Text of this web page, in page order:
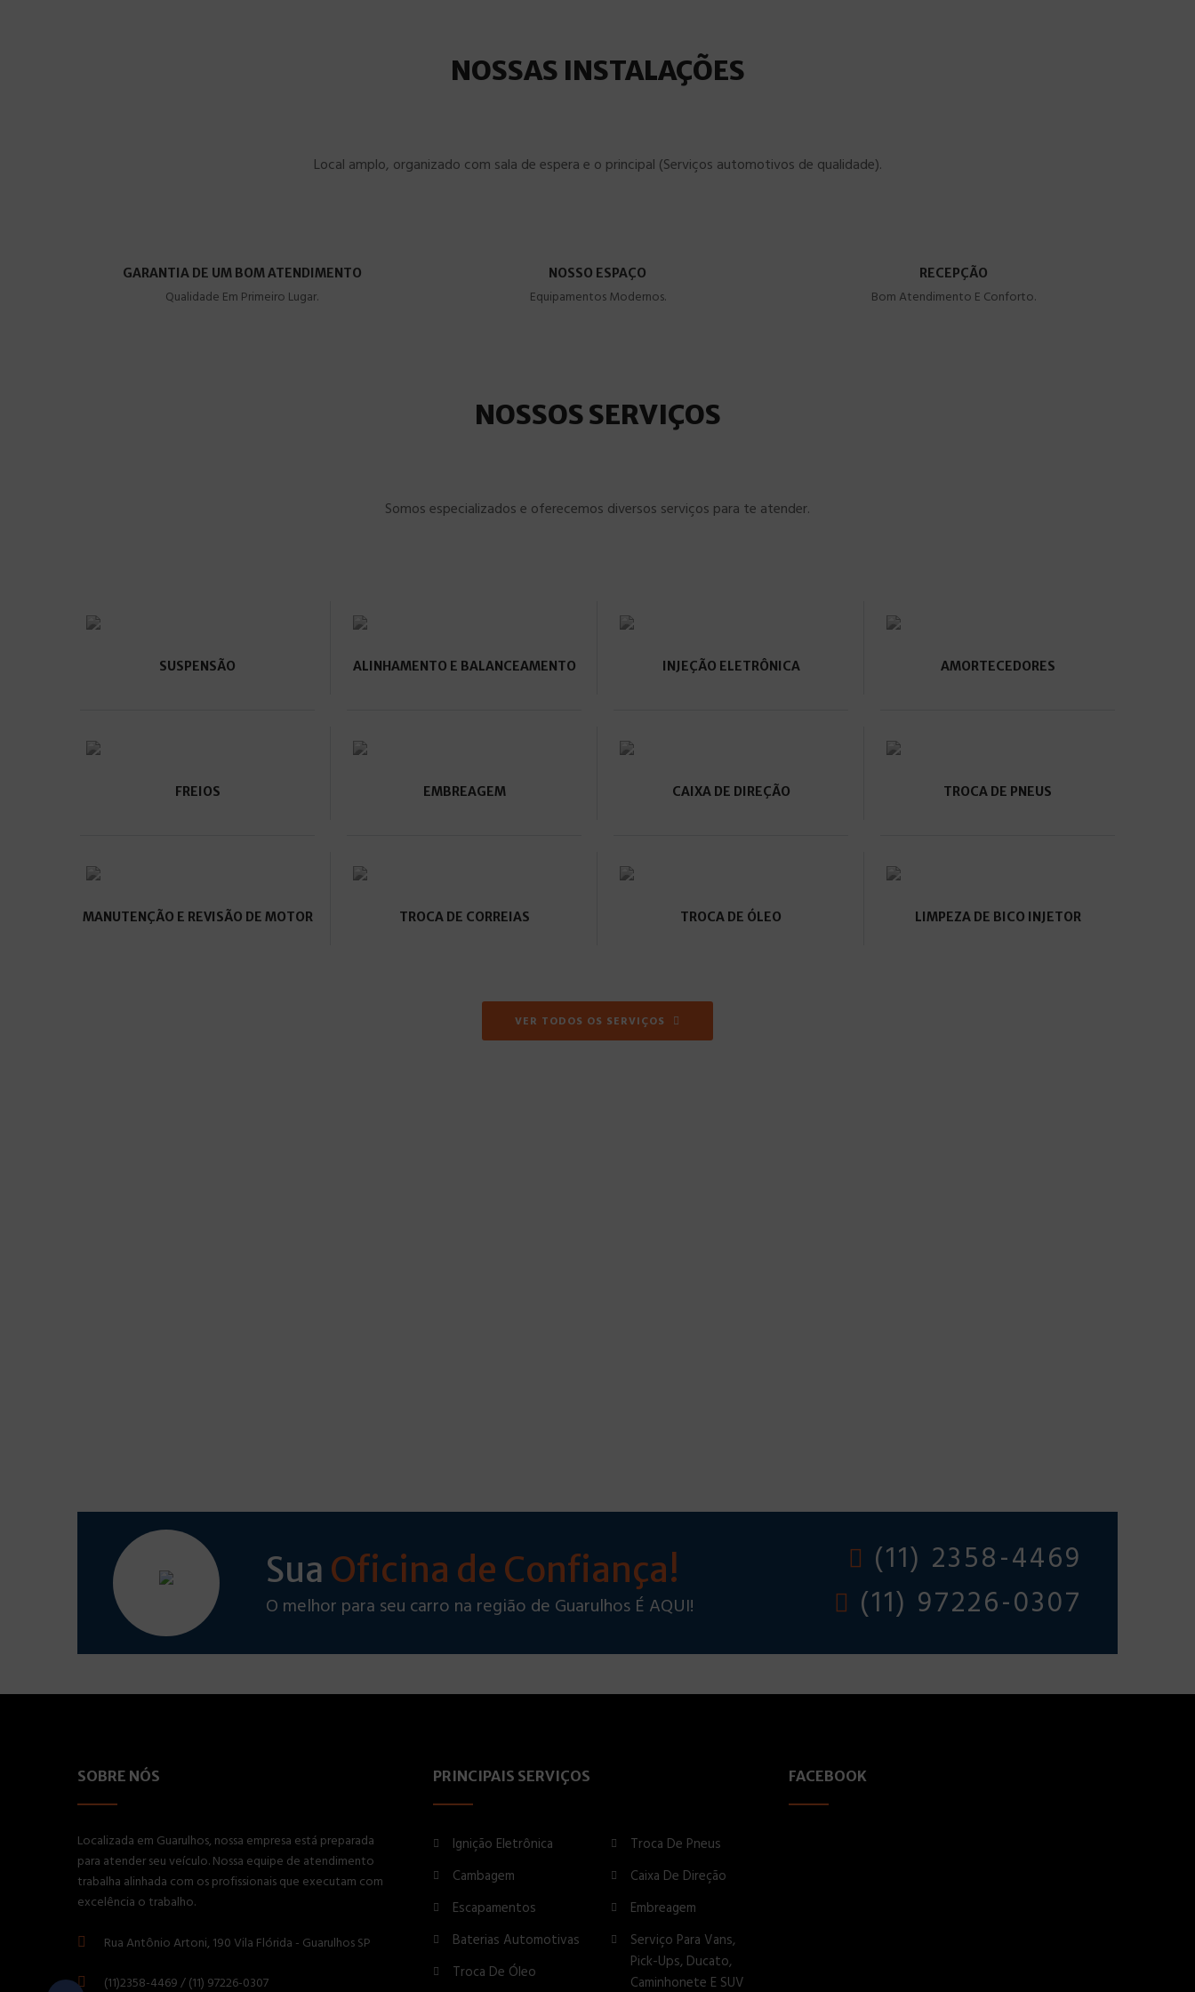
NOSSAS INSTALAÇÕES
Local amplo, organizado com sala de espera e o principal (Serviços automotivos de qualidade).
GARANTIA DE UM BOM ATENDIMENTO
Qualidade Em Primeiro Lugar.
NOSSO ESPAÇO
Equipamentos Modernos.
RECEPÇÃO
Bom Atendimento E Conforto.
NOSSOS SERVIÇOS
Somos especializados e oferecemos diversos serviços para te atender.
SUSPENSÃO ALINHAMENTO E BALANCEAMENTO INJEÇÃO ELETRÔNICA AMORTECEDORES
FREIOS EMBREAGEM CAIXA DE DIREÇÃO TROCA DE PNEUS
MANUTENÇÃO E REVISÃO DE MOTOR TROCA DE CORREIAS TROCA DE ÓLEO LIMPEZA DE BICO INJETOR
VER TODOS OS SERVIÇOS
Sua Oficina de Confiança!
O melhor para seu carro na região de Guarulhos É AQUI!
(11) 2358-4469
(11) 97226-0307
SOBRE NÓS
Localizada em Guarulhos, nossa empresa está preparada
para atender seu veículo. Nossa equipe de atendimento
trabalha alinhada com os profissionais que executam com
excelência o trabalho.
Rua Antônio Artoni, 190 Vila Flórida - Guarulhos SP
(11)2358-4469 / (11) 97226-0307
PRINCIPAIS SERVIÇOS
Ignição Eletrônica
Cambagem
Escapamentos
Baterias Automotivas
Troca De Óleo
Troca De Pneus
Caixa De Direção
Embreagem
Serviço Para Vans,
Pick-Ups, Ducato,
Caminhonete E SUV
FACEBOOK